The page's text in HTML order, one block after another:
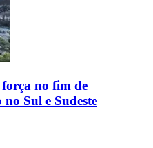
no fim de
Sul e Sudeste